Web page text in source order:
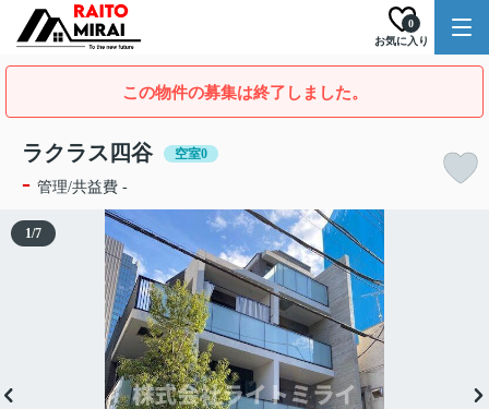
お気に入り
0
この物件の募集は終了しました。
ラクラス四谷 空室0
- 管理/共益費 -
1/7